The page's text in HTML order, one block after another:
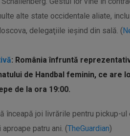
alte state occidentale aliate,
delegaţiile ieşind din sală. (
: România înfruntă
de Handbal feminin, ce are
de la ora 19:00.
înceapă joi livrările pentru pickup-
patru ani. (TheGuardian)